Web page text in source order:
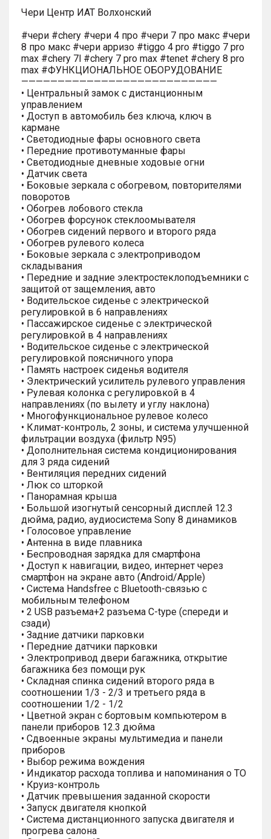
Чери Центр ИАТ Волхонский
#чери #chery #чери 4 про #чери 7 про макс #чери
8 про макс #чери арризо #tiggo 4 pro #tiggo 7 pro
max #chery 7l #chery 7 pro max #tenet #chery 8 pro
max #ФУНКЦИОНАЛЬНОЕ ОБОРУДОВАНИЕ
———————————————————————————
• Центральный замок с дистанционным
управлением
• Доступ в автомобиль без ключа, ключ в
кармане
• Светодиодные фары основного света
• Передние противотуманные фары
• Светодиодные дневные ходовые огни
• Датчик света
• Боковые зеркала с обогревом, повторителями
поворотов
• Обогрев лобового стекла
• Обогрев форсунок стеклоомывателя
• Обогрев сидений первого и второго ряда
• Обогрев рулевого колеса
• Боковые зеркала с электроприводом
складывания
• Передние и задние электростеклоподъемники с
защитой от защемления, авто
• Водительское сиденье с электрической
регулировкой в 6 направлениях
• Пассажирское сиденье с электрической
регулировкой в 4 направлениях
• Водительское сиденье с электрической
регулировкой поясничного упора
• Память настроек сиденья водителя
• Электрический усилитель рулевого управления
• Рулевая колонка с регулировкой в 4
направлениях (по вылету и углу наклона)
• Многофункциональное рулевое колесо
• Климат-контроль, 2 зоны, и система улучшенной
фильтрации воздуха (фильтр N95)
• Дополнительная система кондиционирования
для 3 ряда сидений
• Вентиляция передних сидений
• Люк со шторкой
• Панорамная крыша
• Большой изогнутый сенсорный дисплей 12.3
дюйма, радио, аудиосистема Sony 8 динамиков
• Голосовое управление
• Антенна в виде плавника
• Беспроводная зарядка для смартфона
• Доступ к навигации, видео, интернет через
смартфон на экране авто (Android/Apple)
• Система Handsfree с Bluetooth-связью с
мобильным телефоном
• 2 USB разъема+2 разъема C-type (спереди и
сзади)
• Задние датчики парковки
• Передние датчики парковки
• Электропривод двери багажника, открытие
багажника без помощи рук
• Складная спинка сидений второго ряда в
соотношении 1/3 - 2/3 и третьего ряда в
соотношении 1/2 - 1/2
• Цветной экран с бортовым компьютером в
панели приборов 12.3 дюйма
• Сдвоенные экраны мультимедиа и панели
приборов
• Выбор режима вождения
• Индикатор расхода топлива и напоминания о ТО
• Круиз-контроль
• Датчик превышения заданной скорости
• Запуск двигателя кнопкой
• Система дистанционного запуска двигателя и
прогрева салона